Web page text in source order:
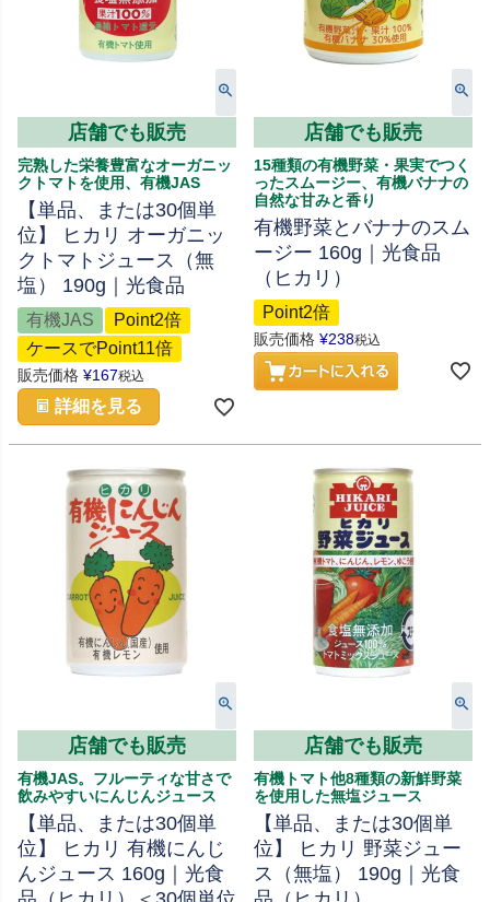
店舗でも販売
完熟した栄養豊富なオーガニッ
クトマトを使用、有機JAS
【単品、または30個単
位】 ヒカリ オーガニッ
クトマトジュース（無
塩） 190g｜光食品
有機JAS
Point2倍
ケースでPoint11倍
販売価格 ¥167税込
詳細を見る
店舗でも販売
15種類の有機野菜・果実でつく
ったスムージー、有機バナナの
自然な甘みと香り
有機野菜とバナナのスム
ージー 160g｜光食品
（ヒカリ）
Point2倍
販売価格 ¥238税込
店舗でも販売
有機JAS。フルーティな甘さで
飲みやすいにんじんジュース
【単品、または30個単
位】 ヒカリ 有機にんじ
んジュース 160g｜光食
店舗でも販売
有機トマト他8種類の新鮮野菜
を使用した無塩ジュース
【単品、または30個単
位】 ヒカリ 野菜ジュー
ス（無塩） 190g｜光食